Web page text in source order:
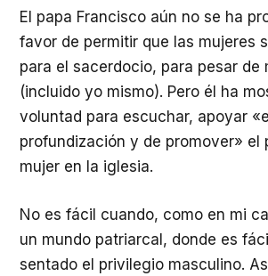
El papa Francisco aún no se ha
favor de permitir que las mujeres
para el sacerdocio, para pesar de
(incluido yo mismo). Pero él ha
voluntad para escuchar, apoyar
profundización y de promover» el
mujer en la iglesia.
No es fácil cuando, como en mi
un mundo patriarcal, donde es
sentado el privilegio masculino.